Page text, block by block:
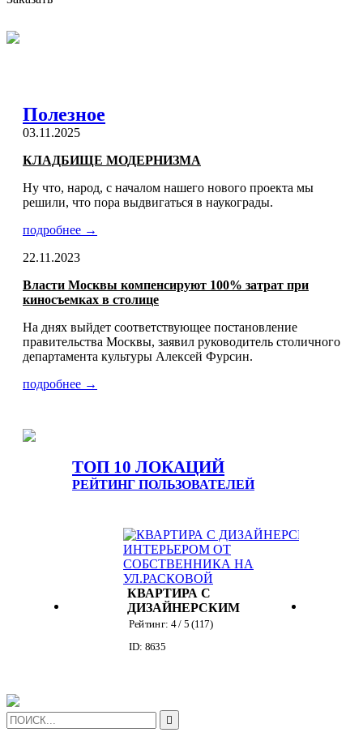
Полезное
03.11.2025
КЛАДБИЩЕ МОДЕРНИЗМА
Ну что, народ, с началом нашего нового проекта мы
решили, что пора выдвигаться в наукограды.
подробнее →
22.11.2023
Власти Москвы компенсируют 100% затрат при
киносъемках в столице
На днях выйдет соответствующее постановление
правительства Москвы, заявил руководитель столичного
департамента культуры Алексей Фурсин.
подробнее →
ТОП 10 ЛОКАЦИЙ
РЕЙТИНГ ПОЛЬЗОВАТЕЛЕЙ
СТАРАЯ
ТИПОГРАФИЯ
Рейтинг:4/ 5 (125
ID: 1464
